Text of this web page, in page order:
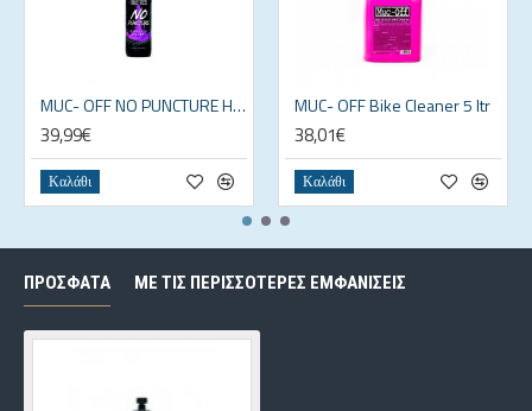
MUC- OFF NO PUNCTURE HASSLE 1lt TUBELESS SEALANT
39,99€
Καλάθι
MUC- OFF Bike Cleaner 5 ltr
38,01€
Καλάθι
ΠΡΌΣΦΑΤΑ ΜΕ ΤΙΣ ΠΕΡΙΣΣΌΤΕΡΕΣ ΕΜΦΑΝΊΣΕΙΣ